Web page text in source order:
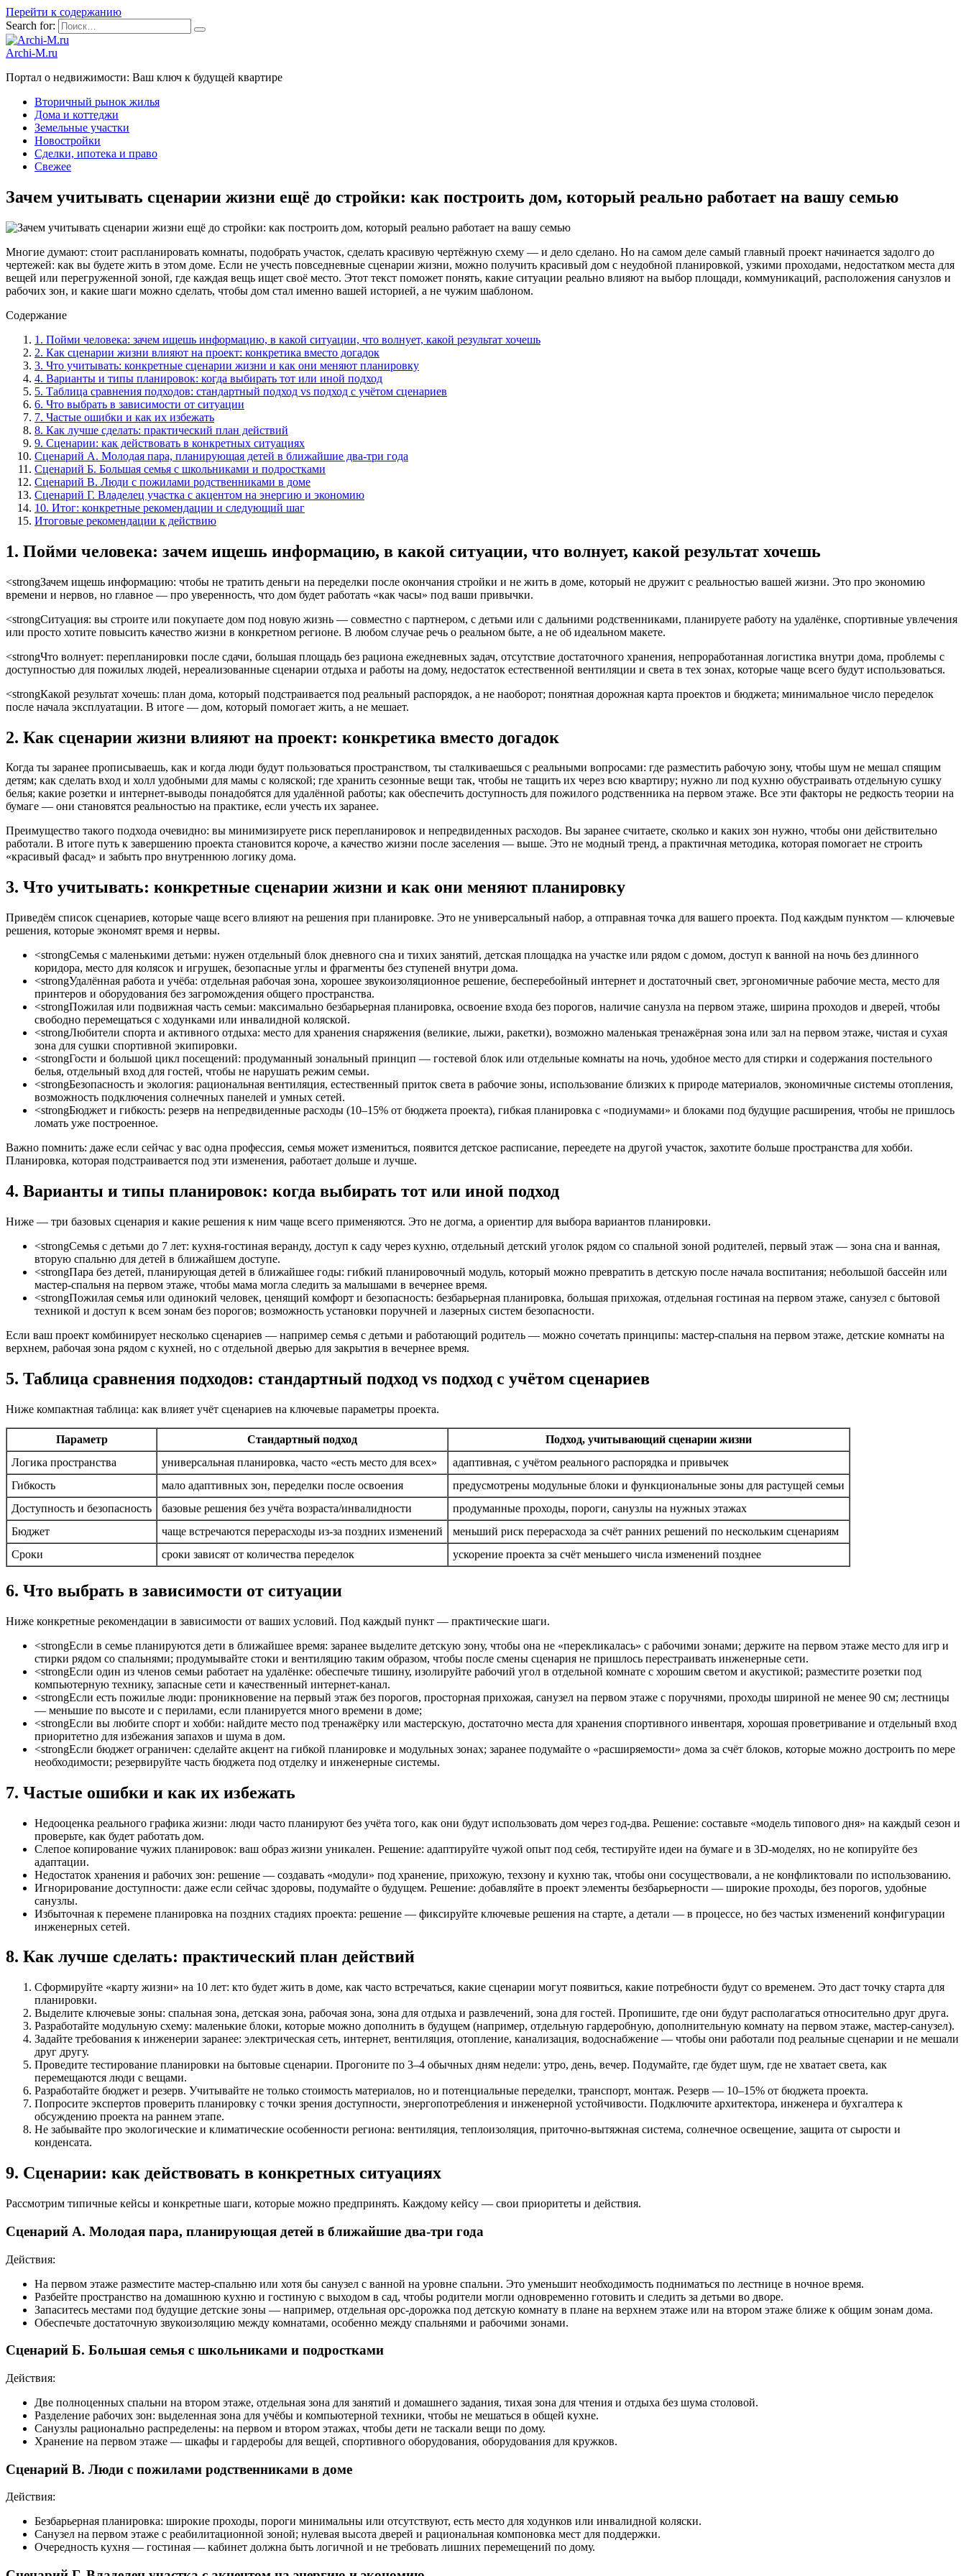
Перейти к содержанию
Search for:
Archi-M.ru
Портал о недвижимости: Ваш ключ к будущей квартире
Вторичный рынок жилья
Дома и коттеджи
Земельные участки
Новостройки
Сделки, ипотека и право
Свежее
Зачем учитывать сценарии жизни ещё до стройки: как построить дом, который реально работает на вашу семью
Многие думают: стоит распланировать комнаты, подобрать участок, сделать красивую чертёжную схему — и дело сделано. Но на самом деле самый главный проект начинается задолго до
чертежей: как вы будете жить в этом доме. Если не учесть повседневные сценарии жизни, можно получить красивый дом с неудобной планировкой, узкими проходами, недостатком места для
вещей или перегруженной зоной, где каждая вещь ищет своё место. Этот текст поможет понять, какие ситуации реально влияют на выбор площади, коммуникаций, расположения санузлов и
рабочих зон, и какие шаги можно сделать, чтобы дом стал именно вашей историей, а не чужим шаблоном.
Содержание
1. Пойми человека: зачем ищешь информацию, в какой ситуации, что волнует, какой результат хочешь
2. Как сценарии жизни влияют на проект: конкретика вместо догадок
3. Что учитывать: конкретные сценарии жизни и как они меняют планировку
4. Варианты и типы планировок: когда выбирать тот или иной подход
5. Таблица сравнения подходов: стандартный подход vs подход с учётом сценариев
6. Что выбрать в зависимости от ситуации
7. Частые ошибки и как их избежать
8. Как лучше сделать: практический план действий
9. Сценарии: как действовать в конкретных ситуациях
Сценарий А. Молодая пара, планирующая детей в ближайшие два-три года
Сценарий Б. Большая семья с школьниками и подростками
Сценарий В. Люди с пожилами родственниками в доме
Сценарий Г. Владелец участка с акцентом на энергию и экономию
10. Итог: конкретные рекомендации и следующий шаг
Итоговые рекомендации к действию
1. Пойми человека: зачем ищешь информацию, в какой ситуации, что волнует, какой результат хочешь
<strongЗачем ищешь информацию: чтобы не тратить деньги на переделки после окончания стройки и не жить в доме, который не дружит с реальностью вашей жизни. Это про экономию
времени и нервов, но главное — про уверенность, что дом будет работать «как часы» под ваши привычки.
<strongСитуация: вы строите или покупаете дом под новую жизнь — совместно с партнером, с детьми или с дальними родственниками, планируете работу на удалёнке, спортивные увлечения
или просто хотите повысить качество жизни в конкретном регионе. В любом случае речь о реальном быте, а не об идеальном макете.
<strongЧто волнует: перепланировки после сдачи, большая площадь без рациона ежедневных задач, отсутствие достаточного хранения, непроработанная логистика внутри дома, проблемы с
доступностью для пожилых людей, нереализованные сценарии отдыха и работы на дому, недостаток естественной вентиляции и света в тех зонах, которые чаще всего будут использоваться.
<strongКакой результат хочешь: план дома, который подстраивается под реальный распорядок, а не наоборот; понятная дорожная карта проектов и бюджета; минимальное число переделок
после начала эксплуатации. В итоге — дом, который помогает жить, а не мешает.
2. Как сценарии жизни влияют на проект: конкретика вместо догадок
Когда ты заранее прописываешь, как и когда люди будут пользоваться пространством, ты сталкиваешься с реальными вопросами: где разместить рабочую зону, чтобы шум не мешал спящим
детям; как сделать вход и холл удобными для мамы с коляской; где хранить сезонные вещи так, чтобы не тащить их через всю квартиру; нужно ли под кухню обустраивать отдельную сушку
белья; какие розетки и интернет-выводы понадобятся для удалённой работы; как обеспечить доступность для пожилого родственника на первом этаже. Все эти факторы не редкость теории на
бумаге — они становятся реальностью на практике, если учесть их заранее.
Преимущество такого подхода очевидно: вы минимизируете риск перепланировок и непредвиденных расходов. Вы заранее считаете, сколько и каких зон нужно, чтобы они действительно
работали. В итоге путь к завершению проекта становится короче, а качество жизни после заселения — выше. Это не модный тренд, а практичная методика, которая помогает не строить
«красивый фасад» и забыть про внутреннюю логику дома.
3. Что учитывать: конкретные сценарии жизни и как они меняют планировку
Приведём список сценариев, которые чаще всего влияют на решения при планировке. Это не универсальный набор, а отправная точка для вашего проекта. Под каждым пунктом — ключевые
решения, которые экономят время и нервы.
<strongСемья с маленькими детьми: нужен отдельный блок дневного сна и тихих занятий, детская площадка на участке или рядом с домом, доступ к ванной на ночь без длинного
коридора, место для колясок и игрушек, безопасные углы и фрагменты без ступеней внутри дома.
<strongУдалённая работа и учёба: отдельная рабочая зона, хорошее звукоизоляционное решение, бесперебойный интернет и достаточный свет, эргономичные рабочие места, место для
принтеров и оборудования без загромождения общего пространства.
<strongПожилая или подвижная часть семьи: максимально безбарьерная планировка, освоение входа без порогов, наличие санузла на первом этаже, ширина проходов и дверей, чтобы
свободно перемещаться с ходунками или инвалидной коляской.
<strongЛюбители спорта и активного отдыха: место для хранения снаряжения (великие, лыжи, ракетки), возможно маленькая тренажёрная зона или зал на первом этаже, чистая и сухая
зона для сушки спортивной экипировки.
<strongГости и большой цикл посещений: продуманный зональный принцип — гостевой блок или отдельные комнаты на ночь, удобное место для стирки и содержания постельного
белья, отдельный вход для гостей, чтобы не нарушать режим семьи.
<strongБезопасность и экология: рациональная вентиляция, естественный приток света в рабочие зоны, использование близких к природе материалов, экономичные системы отопления,
возможность подключения солнечных панелей и умных сетей.
<strongБюджет и гибкость: резерв на непредвиденные расходы (10–15% от бюджета проекта), гибкая планировка с «подиумами» и блоками под будущие расширения, чтобы не пришлось
ломать уже построенное.
Важно помнить: даже если сейчас у вас одна профессия, семья может измениться, появится детское расписание, переедете на другой участок, захотите больше пространства для хобби.
Планировка, которая подстраивается под эти изменения, работает дольше и лучше.
4. Варианты и типы планировок: когда выбирать тот или иной подход
Ниже — три базовых сценария и какие решения к ним чаще всего применяются. Это не догма, а ориентир для выбора вариантов планировки.
<strongСемья с детьми до 7 лет: кухня-гостиная веранду, доступ к саду через кухню, отдельный детский уголок рядом со спальной зоной родителей, первый этаж — зона сна и ванная,
вторую спальню для детей в ближайшем доступе.
<strongПара без детей, планирующая детей в ближайшее годы: гибкий планировочный модуль, который можно превратить в детскую после начала воспитания; небольшой бассейн или
мастер-спальня на первом этаже, чтобы мама могла следить за малышами в вечернее время.
<strongПожилая семья или одинокий человек, ценящий комфорт и безопасность: безбарьерная планировка, большая прихожая, отдельная гостиная на первом этаже, санузел с бытовой
техникой и доступ к всем зонам без порогов; возможность установки поручней и лазерных систем безопасности.
Если ваш проект комбинирует несколько сценариев — например семья с детьми и работающий родитель — можно сочетать принципы: мастер-спальня на первом этаже, детские комнаты на
верхнем, рабочая зона рядом с кухней, но с отдельной дверью для закрытия в вечернее время.
5. Таблица сравнения подходов: стандартный подход vs подход с учётом сценариев
Ниже компактная таблица: как влияет учёт сценариев на ключевые параметры проекта.
Параметр Стандартный подход
Подход, учитывающий сценарии жизни
Логика пространства
универсальная планировка, часто «есть место для всех»
адаптивная, с учётом реального распорядка и привычек
Гибкость
мало адаптивных зон, переделки после освоения
предусмотрены модульные блоки и функциональные зоны для растущей семьи
Доступность и безопасность
базовые решения без учёта возраста/инвалидности
продуманные проходы, пороги, санузлы на нужных этажах
Бюджет
чаще встречаются перерасходы из-за поздних изменений
меньший риск перерасхода за счёт ранних решений по нескольким сценариям
Сроки
сроки зависят от количества переделок ускорение проекта за счёт меньшего числа изменений позднее
6. Что выбрать в зависимости от ситуации
Ниже конкретные рекомендации в зависимости от ваших условий. Под каждый пункт — практические шаги.
<strongЕсли в семье планируются дети в ближайшее время: заранее выделите детскую зону, чтобы она не «перекликалась» с рабочими зонами; держите на первом этаже место для игр и
стирки рядом со спальнями; продумывайте стоки и вентиляцию таким образом, чтобы после смены сценария не пришлось перестраивать инженерные сети.
<strongЕсли один из членов семьи работает на удалёнке: обеспечьте тишину, изолируйте рабочий угол в отдельной комнате с хорошим светом и акустикой; разместите розетки под
компьютерную технику, запасные сети и качественный интернет-канал.
<strongЕсли есть пожилые люди: проникновение на первый этаж без порогов, просторная прихожая, санузел на первом этаже с поручнями, проходы шириной не менее 90 см; лестницы
— меньшие по высоте и с перилами, если планируется много времени в доме;
<strongЕсли вы любите спорт и хобби: найдите место под тренажёрку или мастерскую, достаточно места для хранения спортивного инвентаря, хорошая проветривание и отдельный вход
приоритетно для избежания запахов и шума в дом.
<strongЕсли бюджет ограничен: сделайте акцент на гибкой планировке и модульных зонах; заранее подумайте о «расширяемости» дома за счёт блоков, которые можно достроить по мере
необходимости; резервируйте часть бюджета под отделку и инженерные системы.
7. Частые ошибки и как их избежать
Недооценка реального графика жизни: люди часто планируют без учёта того, как они будут использовать дом через год-два. Решение: составьте «модель типового дня» на каждый сезон и
проверьте, как будет работать дом.
Слепое копирование чужих планировок: ваш образ жизни уникален. Решение: адаптируйте чужой опыт под себя, тестируйте идеи на бумаге и в 3D-моделях, но не копируйте без
адаптации.
Недостаток хранения и рабочих зон: решение — создавать «модули» под хранение, прихожую, техзону и кухню так, чтобы они сосуществовали, а не конфликтовали по использованию.
Игнорирование доступности: даже если сейчас здоровы, подумайте о будущем. Решение: добавляйте в проект элементы безбарьерности — широкие проходы, без порогов, удобные
санузлы.
Избыточная к перемене планировка на поздних стадиях проекта: решение — фиксируйте ключевые решения на старте, а детали — в процессе, но без частых изменений конфигурации
инженерных сетей.
8. Как лучше сделать: практический план действий
Сформируйте «карту жизни» на 10 лет: кто будет жить в доме, как часто встречаться, какие сценарии могут появиться, какие потребности будут со временем. Это даст точку старта для
планировки.
Выделите ключевые зоны: спальная зона, детская зона, рабочая зона, зона для отдыха и развлечений, зона для гостей. Пропишите, где они будут располагаться относительно друг друга.
Разработайте модульную схему: маленькие блоки, которые можно дополнить в будущем (например, отдельную гардеробную, дополнительную комнату на первом этаже, мастер-санузел).
Задайте требования к инженерии заранее: электрическая сеть, интернет, вентиляция, отопление, канализация, водоснабжение — чтобы они работали под реальные сценарии и не мешали
друг другу.
Проведите тестирование планировки на бытовые сценарии. Прогоните по 3–4 обычных дням недели: утро, день, вечер. Подумайте, где будет шум, где не хватает света, как
перемещаются люди с вещами.
Разработайте бюджет и резерв. Учитывайте не только стоимость материалов, но и потенциальные переделки, транспорт, монтаж. Резерв — 10–15% от бюджета проекта.
Попросите экспертов проверить планировку с точки зрения доступности, энергопотребления и инженерной устойчивости. Подключите архитектора, инженера и бухгалтера к
обсуждению проекта на раннем этапе.
Не забывайте про экологические и климатические особенности региона: вентиляция, теплоизоляция, приточно-вытяжная система, солнечное освещение, защита от сырости и
конденсата.
9. Сценарии: как действовать в конкретных ситуациях
Рассмотрим типичные кейсы и конкретные шаги, которые можно предпринять. Каждому кейсу — свои приоритеты и действия.
Сценарий А. Молодая пара, планирующая детей в ближайшие два-три года
Действия:
На первом этаже разместите мастер-спальню или хотя бы санузел с ванной на уровне спальни. Это уменьшит необходимость подниматься по лестнице в ночное время.
Разбейте пространство на домашнюю кухню и гостиную с выходом в сад, чтобы родители могли одновременно готовить и следить за детьми во дворе.
Запаситесь местами под будущие детские зоны — например, отдельная opc-дорожка под детскую комнату в плане на верхнем этаже или на втором этаже ближе к общим зонам дома.
Обеспечьте достаточную звукоизоляцию между комнатами, особенно между спальнями и рабочими зонами.
Сценарий Б. Большая семья с школьниками и подростками
Действия:
Две полноценных спальни на втором этаже, отдельная зона для занятий и домашнего задания, тихая зона для чтения и отдыха без шума столовой.
Разделение рабочих зон: выделенная зона для учёбы и компьютерной техники, чтобы не мешаться в общей кухне.
Санузлы рационально распределены: на первом и втором этажах, чтобы дети не таскали вещи по дому.
Хранение на первом этаже — шкафы и гардеробы для вещей, спортивного оборудования, оборудования для кружков.
Сценарий В. Люди с пожилами родственниками в доме
Действия:
Безбарьерная планировка: широкие проходы, пороги минимальны или отсутствуют, есть место для ходунков или инвалидной коляски.
Санузел на первом этаже с реабилитационной зоной; нулевая высота дверей и рациональная компоновка мест для поддержки.
Очередность кухня — гостиная — кабинет должна быть логичной и не требовать лишних перемещений по дому.